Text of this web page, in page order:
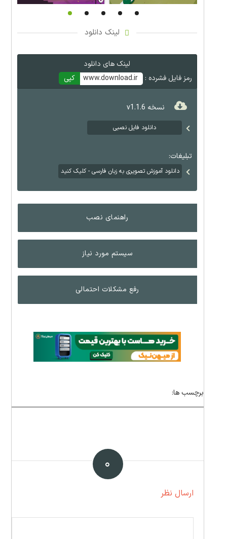
لینک دانلود
لینک های دانلود
رمز فایل فشرده :
www.download.ir کپی
نسخه v1.1.6
دانلود فایل نصبی
تبلیغات:
دانلود آموزش تصویری به زبان فارسی - کلیک کنید
راهنمای نصب
سیستم مورد نیاز
رفع مشکلات احتمالی
برچسب ها:
۰
ارسال نظر